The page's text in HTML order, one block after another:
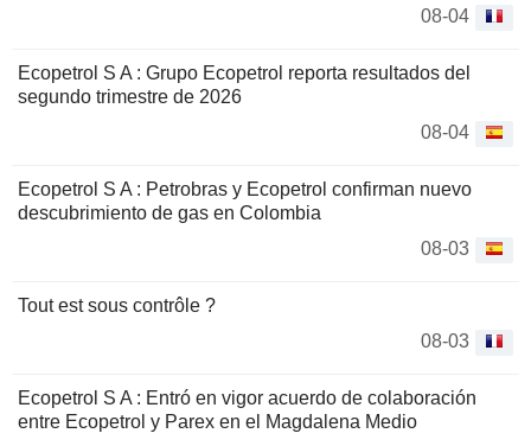
08-04
Ecopetrol S A : Grupo Ecopetrol reporta resultados del
segundo trimestre de 2026
08-04
Ecopetrol S A : Petrobras y Ecopetrol confirman nuevo
descubrimiento de gas en Colombia
08-03
Tout est sous contrôle ?
08-03
Ecopetrol S A : Entró en vigor acuerdo de colaboración
entre Ecopetrol y Parex en el Magdalena Medio